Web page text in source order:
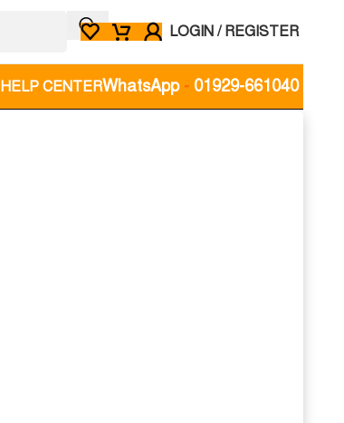
LOGIN / REGISTER
HELP CENTERWhatsApp - 01929-661040